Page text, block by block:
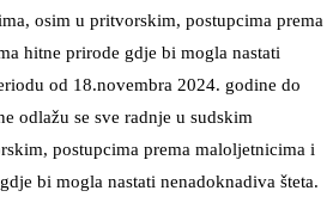
osim u pritvorskim, postupcima prema
hitne prirode gdje bi mogla nastati
od 18.novembra 2024. godine do
odlažu se sve radnje u sudskim
postupcima prema maloljetnicima i
bi mogla nastati nenadoknadiva šteta.